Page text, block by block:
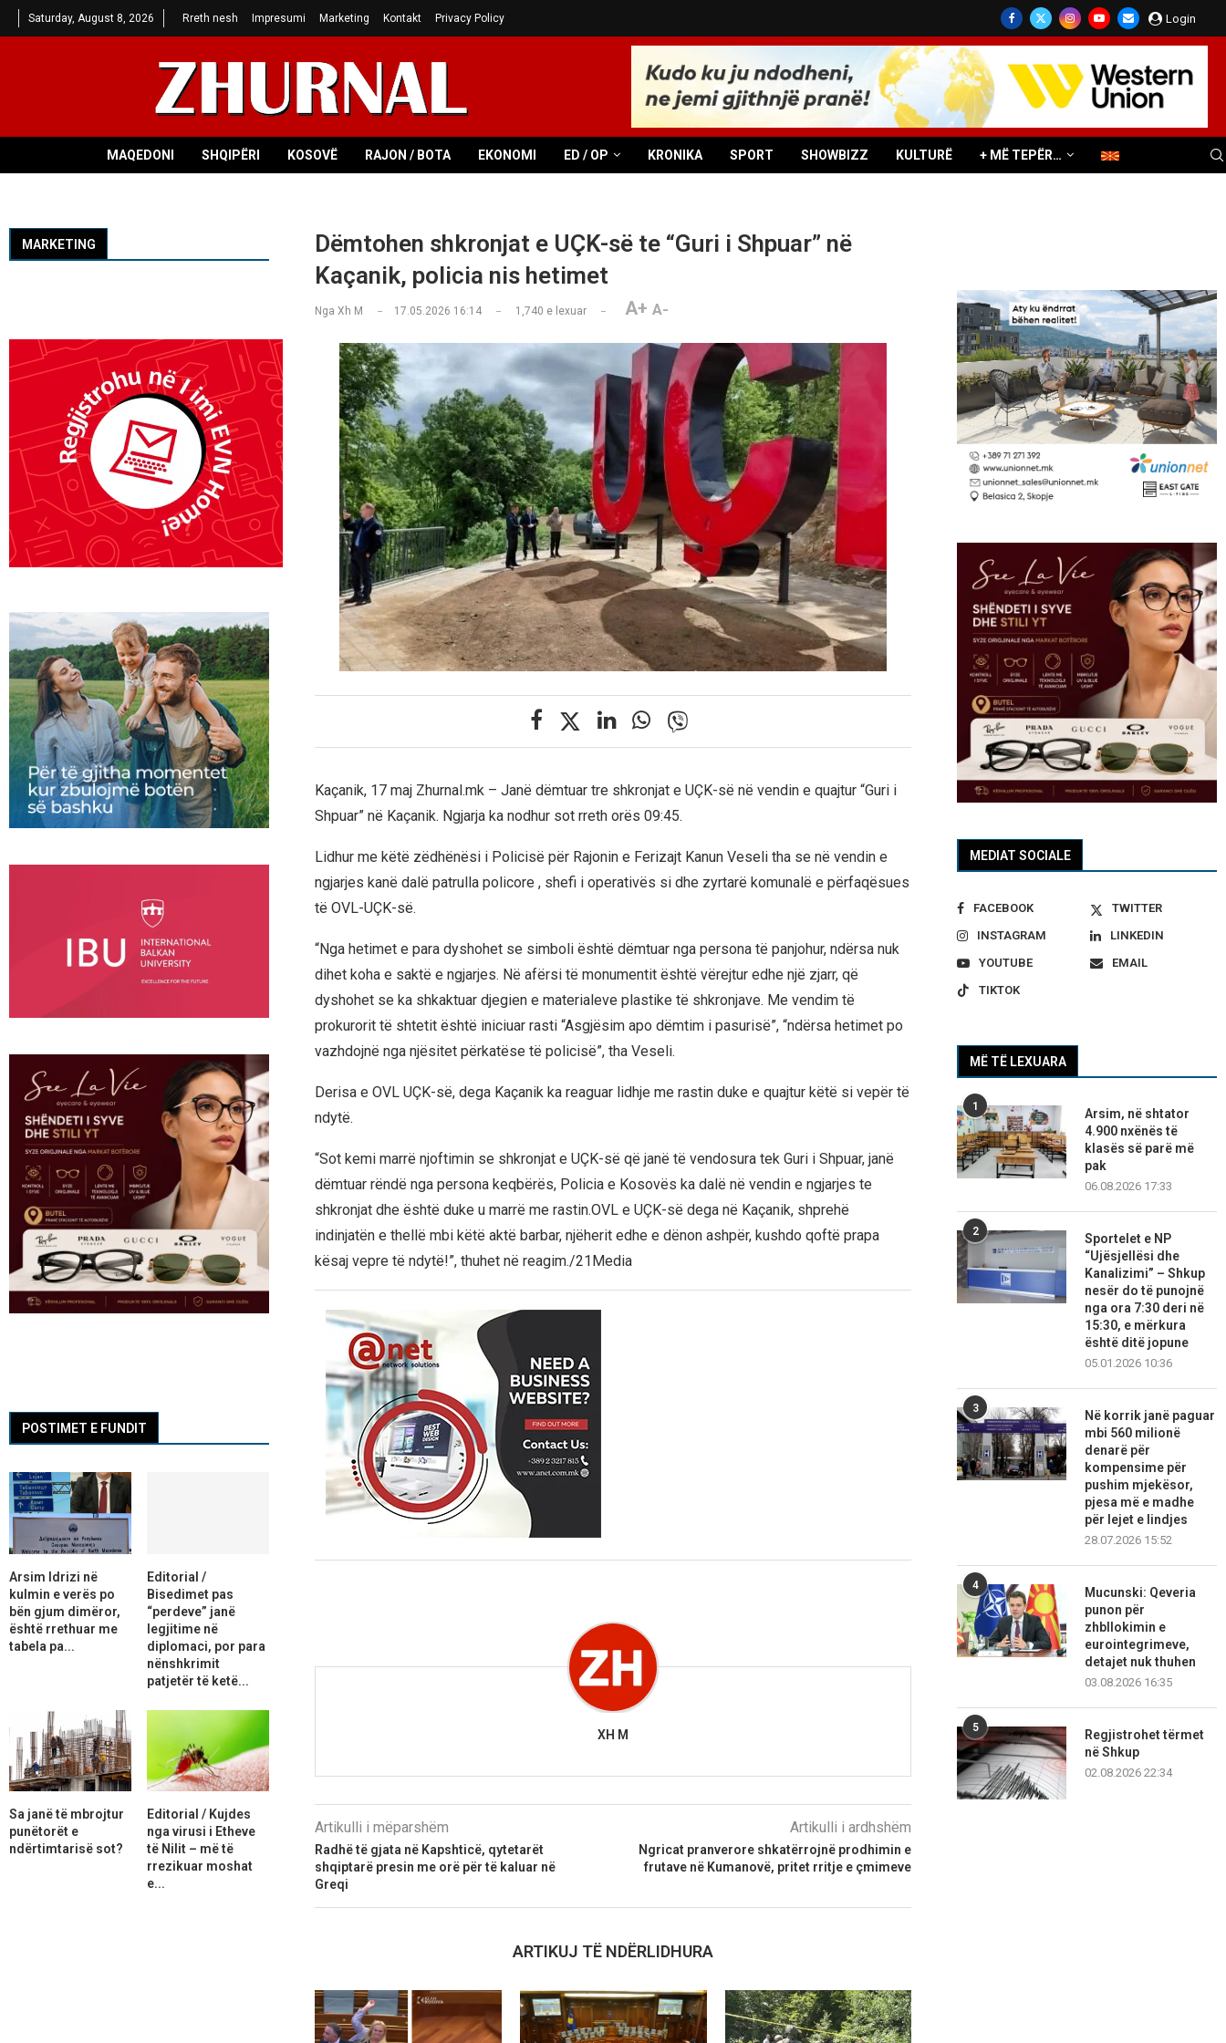
Saturday, August 8, 2026 Rreth nesh Impresumi Marketing Kontakt Privacy Policy Login
MAQEDONI SHQIPËRI KOSOVË RAJON / BOTA EKONOMI ED / OP KRONIKA SPORT SHOWBIZZ KULTURË + MË TEPËR…
Dëmtohen shkronjat e UÇK-së te “Guri i Shpuar” në
Kaçanik, policia nis hetimet
Nga Xh M 17.05.2026 16:14 1,740 e lexuar A+ A-
Kaçanik, 17 maj Zhurnal.mk – Janë dëmtuar tre shkronjat e UÇK-së në vendin e quajtur “Guri i
Shpuar” në Kaçanik. Ngjarja ka nodhur sot rreth orës 09:45.
Lidhur me këtë zëdhënësi i Policisë për Rajonin e Ferizajt Kanun Veseli tha se në vendin e
ngjarjes kanë dalë patrulla policore , shefi i operativës si dhe zyrtarë komunalë e përfaqësues
të OVL-UÇK-së.
“Nga hetimet e para dyshohet se simboli është dëmtuar nga persona të panjohur, ndërsa nuk
dihet koha e saktë e ngjarjes. Në afërsi të monumentit është vërejtur edhe një zjarr, që
dyshohet se ka shkaktuar djegien e materialeve plastike të shkronjave. Me vendim të
prokurorit të shtetit është iniciuar rasti “Asgjësim apo dëmtim i pasurisë”, “ndërsa hetimet po
vazhdojnë nga njësitet përkatëse të policisë”, tha Veseli.
Derisa e OVL UÇK-së, dega Kaçanik ka reaguar lidhje me rastin duke e quajtur këtë si vepër të
ndytë.
“Sot kemi marrë njoftimin se shkronjat e UÇK-së që janë të vendosura tek Guri i Shpuar, janë
dëmtuar rëndë nga persona keqbërës, Policia e Kosovës ka dalë në vendin e ngjarjes te
shkronjat dhe është duke u marrë me rastin.OVL e UÇK-së dega në Kaçanik, shprehë
indinjatën e thellë mbi këtë aktë barbar, njëherit edhe e dënon ashpër, kushdo qoftë prapa
kësaj vepre të ndytë!”, thuhet në reagim./21Media
XH M
Artikulli i mëparshëm
Radhë të gjata në Kapshticë, qytetarët
shqiptarë presin me orë për të kaluar në
Greqi
Artikulli i ardhshëm
Ngricat pranverore shkatërrojnë prodhimin e
frutave në Kumanovë, pritet rritje e çmimeve
ARTIKUJ TË NDËRLIDHURA
MEDIAT SOCIALE
FACEBOOK
TWITTER
INSTAGRAM
LINKEDIN
YOUTUBE
EMAIL
TIKTOK
MË TË LEXUARA
1
Arsim, në shtator
4.900 nxënës të
klasës së parë më
pak
06.08.2026 17:33
2
Sportelet e NP
“Ujësjellësi dhe
Kanalizimi” – Shkup
nesër do të punojnë
nga ora 7:30 deri në
15:30, e mërkura
është ditë jopune
05.01.2026 10:36
3
Në korrik janë paguar
mbi 560 milionë
denarë për
kompensime për
pushim mjekësor,
pjesa më e madhe
për lejet e lindjes
28.07.2026 15:52
4
Mucunski: Qeveria
punon për
zhbllokimin e
eurointegrimeve,
detajet nuk thuhen
03.08.2026 16:35
5
Regjistrohet tërmet
në Shkup
02.08.2026 22:34
MARKETING
POSTIMET E FUNDIT
Arsim Idrizi në
kulmin e verës po
bën gjum dimëror,
është rrethuar me
tabela pa...
Editorial /
Bisedimet pas
“perdeve” janë
legjitime në
diplomaci, por para
nënshkrimit
patjetër të ketë...
Sa janë të mbrojtur
punëtorët e
ndërtimtarisë sot?
Editorial / Kujdes
nga virusi i Etheve
të Nilit – më të
rrezikuar moshat
e...